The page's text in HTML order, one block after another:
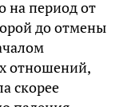
на период от
до отмены
отношений,
скорее